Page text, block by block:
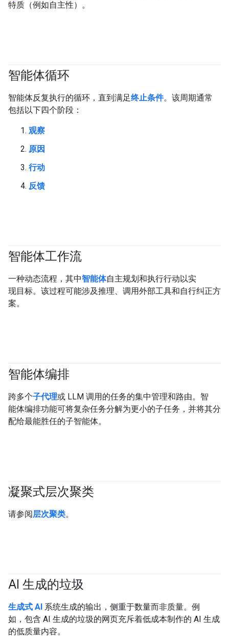
特质（例如自主性）。
智能体循环
智能体反复执行的循环，直到满足终止条件。该周期通常
包括以下四个阶段：
观察
原因
行动
反馈
智能体工作流
一种动态流程，其中智能体自主规划和执行行动以实
现目标。该过程可能涉及推理、调用外部工具和自行纠正方
案。
智能体编排
跨多个子代理或 LLM 调用的任务的集中管理和路由。智
能体编排功能可将复杂任务分解为更小的子任务，并将其分
配给最能胜任的子智能体。
凝聚式层次聚类
请参阅层次聚类。
AI 生成的垃圾
生成式 AI 系统生成的输出，侧重于数量而非质量。例
如，包含 AI 生成的垃圾的网页充斥着低成本制作的 AI 生成
的低质量内容。